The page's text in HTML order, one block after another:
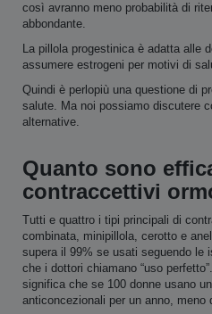
così avranno meno probabilità di
abbondante.
La pillola progestinica è adatta alle
assumere estrogeni per motivi di
Quindi è perlopiù una questione di
salute. Ma noi possiamo discutere
alternative.
Quanto sono
contraccettivi
Tutti e quattro i tipi principali di
combinata, minipillola, cerotto e
supera il 99% se usati seguendo le
che i dottori chiamano “uso
significa che se 100 donne usano
anticoncezionali per un anno, meno